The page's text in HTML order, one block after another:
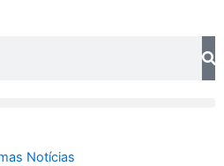
Notícias